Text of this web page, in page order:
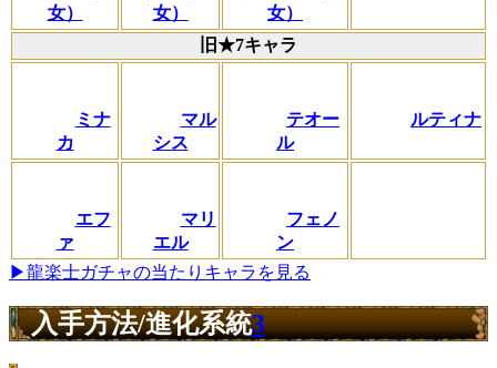
女）
女）
女）
旧★7キャラ
ミナ
カ
マル
シス
テオー
ル
ルティナ
エフ
ァ
マリ
エル
フェノ
ン
▶龍楽士ガチャの当たりキャラを見る
入手方法/進化系統3